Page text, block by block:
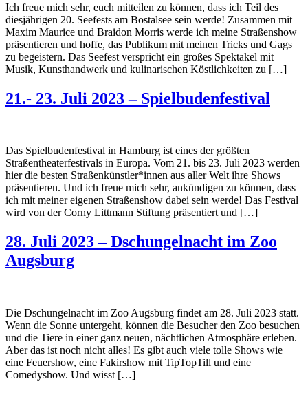
Ich freue mich sehr, euch mitteilen zu können, dass ich Teil des
diesjährigen 20. Seefests am Bostalsee sein werde! Zusammen mit
Maxim Maurice und Braidon Morris werde ich meine Straßenshow
präsentieren und hoffe, das Publikum mit meinen Tricks und Gags
zu begeistern. Das Seefest verspricht ein großes Spektakel mit
Musik, Kunsthandwerk und kulinarischen Köstlichkeiten zu […]
21.- 23. Juli 2023 – Spielbudenfestival
Das Spielbudenfestival in Hamburg ist eines der größten
Straßentheaterfestivals in Europa. Vom 21. bis 23. Juli 2023 werden
hier die besten Straßenkünstler*innen aus aller Welt ihre Shows
präsentieren. Und ich freue mich sehr, ankündigen zu können, dass
ich mit meiner eigenen Straßenshow dabei sein werde! Das Festival
wird von der Corny Littmann Stiftung präsentiert und […]
28. Juli 2023 – Dschungelnacht im Zoo
Augsburg
Die Dschungelnacht im Zoo Augsburg findet am 28. Juli 2023 statt.
Wenn die Sonne untergeht, können die Besucher den Zoo besuchen
und die Tiere in einer ganz neuen, nächtlichen Atmosphäre erleben.
Aber das ist noch nicht alles! Es gibt auch viele tolle Shows wie
eine Feuershow, eine Fakirshow mit TipTopTill und eine
Comedyshow. Und wisst […]